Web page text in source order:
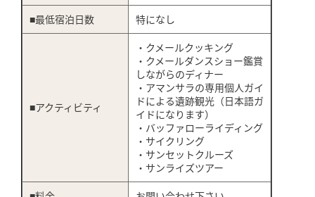
■最低宿泊日数
特になし
■アクティビティ
・クメールクッキング
・クメールダンスショー鑑賞
しながらのディナー
・アマンサラの専用個人ガイ
ドによる遺跡観光（日本語ガ
イドになります）
・バッファローライディング
・サイクリング
・サンセットクルーズ
・サンライズツアー